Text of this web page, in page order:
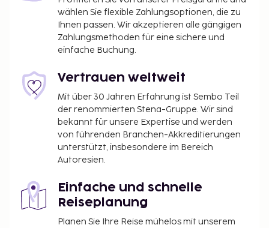
wählen Sie flexible Zahlungsoptionen, die zu
Ihnen passen. Wir akzeptieren alle gängigen
Zahlungsmethoden für eine sichere und
einfache Buchung.
Vertrauen weltweit
Mit über 30 Jahren Erfahrung ist Sembo Teil
der renommierten Stena-Gruppe. Wir sind
bekannt für unsere Expertise und werden
von führenden Branchen-Akkreditierungen
unterstützt, insbesondere im Bereich
Autoresien.
Einfache und schnelle
Reiseplanung
Planen Sie Ihre Reise mühelos mit unserem